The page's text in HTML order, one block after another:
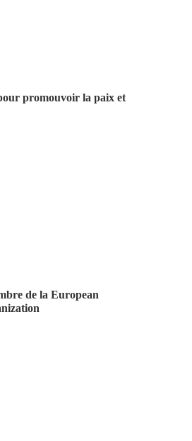
promouvoir la paix et
de la European